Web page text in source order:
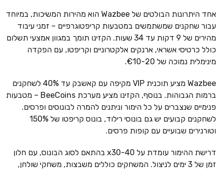
אחד היתרונות הבולטים של Wazbee הוא מהירות המשיכות, במיוחד
עבור שחקנים שמשתמשים במטבעות קריפטוגרפיים – זמני עיבוד
מהירים של 9 דקות עד 34 שעות. הקזינו תומך במגוון אמצעי תשלום
כולל כרטיסי אשראי, ארנקים אלקטרוניים וקריפטו, עם הפקדה
מינימלית נמוכה של €10-20.
Wazbee מציע תוכנית VIP מקיפה עם קאשבק עד 40% לשחקנים
ברמות הגבוהות. בנוסף, הקזינו מציע מערכת BeeCoins – מטבעות
פנימיים שנצברים על כל הימור וניתנים להמרה לבונוסים ופרסים.
לשחקנים קבועים יש גם בונוסי רילוד, בונוס קריפטו של 150%
וטורנירים שבועיים עם קופות פרסים.
דרישת ההימור עומדת על x30-40 בהתאם לסוג הבונוס, עם חלון
זמן של 3 ימים לניצול. המשחקים כוללים משבצות, משחקי שולחן,